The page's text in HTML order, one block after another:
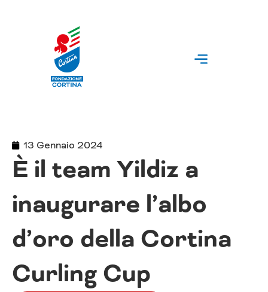
13 Gennaio 2024
È il team Yildiz a
inaugurare l’albo
d’oro della Cortina
Curling Cup